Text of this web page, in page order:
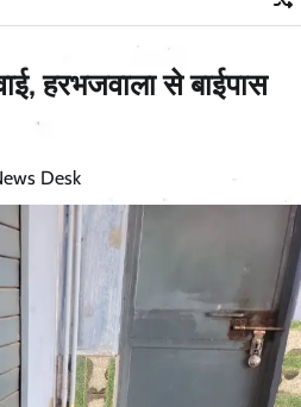
हरभजवाला से बाईपास
Desk